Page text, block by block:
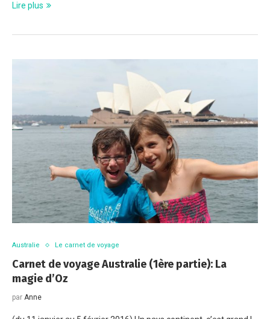
Lire plus
Australie Le carnet de voyage
Carnet de voyage Australie (1ère partie): La
magie d’Oz
par Anne